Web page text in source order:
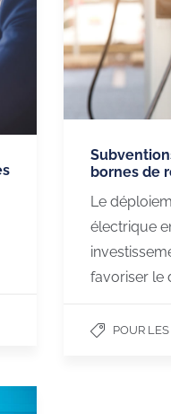
bornes de
Le
électrique
favoriser le
POUR